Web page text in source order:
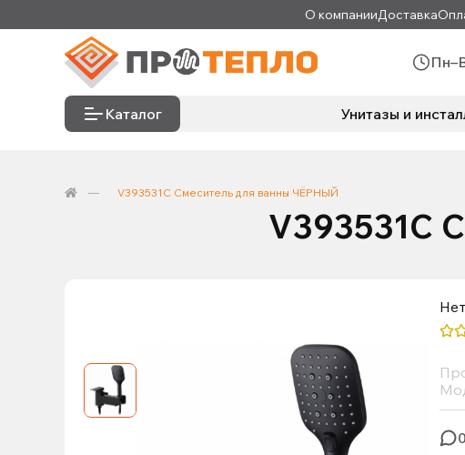
О компанииДоставка
Каталог Унитазы и
V393531C Смеситель для ванны ЧЁРНЫЙ
V393531C
0